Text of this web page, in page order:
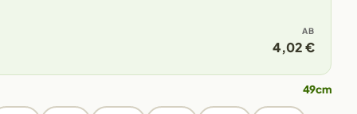
AB
4,02 €
49cm